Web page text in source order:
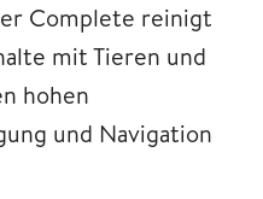
Complete reinigt
mit Tieren und
hohen
und Navigation